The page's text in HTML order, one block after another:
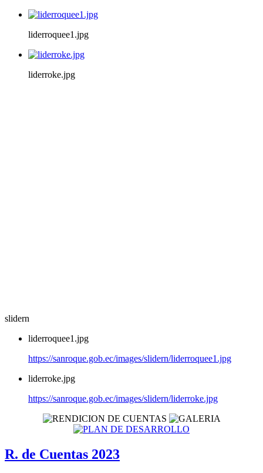
liderroquee1.jpg
liderroke.jpg
slidern
liderroquee1.jpg
https://sanroque.gob.ec/images/slidern/liderroquee1.jpg
liderroke.jpg
https://sanroque.gob.ec/images/slidern/liderroke.jpg
R. de Cuentas 2023